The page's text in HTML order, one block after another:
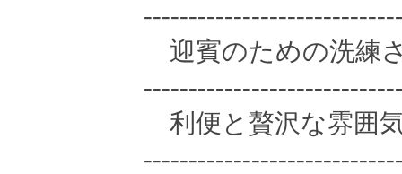
迎賓のための洗練
利便と贅沢な雰囲